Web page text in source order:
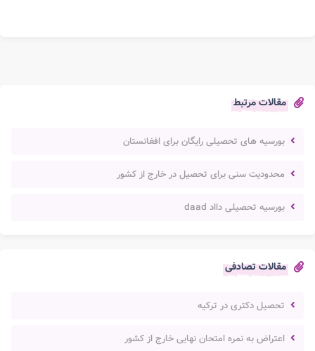
مقالات مرتبط
بورسیه های تحصیلی رایگان برای افغانستان
محدودیت سنی برای تحصیل در خارج از کشور
بورسیه تحصیلی دااد daad
مقالات تصادفی
تحصیل دکتری در ترکیه
اعتراض به نمره امتحان نهایی خارج از کشور